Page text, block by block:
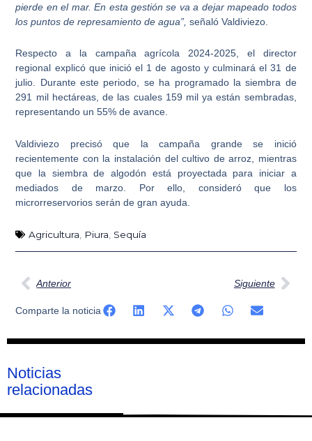
pierde en el mar. En esta gestión se va a dejar mapeado todos
los puntos de represamiento de agua”, señaló Valdiviezo.
Respecto a la campaña agrícola 2024-2025, el director
regional explicó que inició el 1 de agosto y culminará el 31 de
julio. Durante este periodo, se ha programado la siembra de
291 mil hectáreas, de las cuales 159 mil ya están sembradas,
representando un 55% de avance.
Valdiviezo precisó que la campaña grande se inició
recientemente con la instalación del cultivo de arroz, mientras
que la siembra de algodón está proyectada para iniciar a
mediados de marzo. Por ello, consideró que los
microrreservorios serán de gran ayuda.
Agricultura, Piura, Sequía
Ant
Anterior Siguiente
Comparte la noticia
Noticias
relacionadas